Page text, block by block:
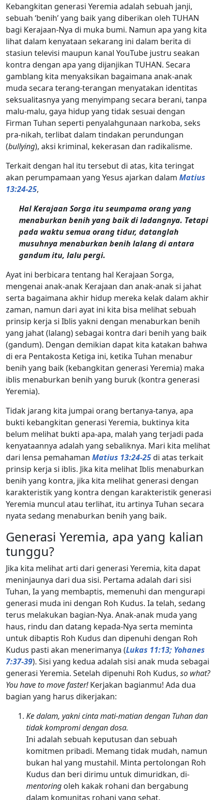
Kebangkitan generasi Yeremia adalah sebuah janji,
sebuah ‘benih’ yang baik yang diberikan oleh TUHAN
bagi Kerajaan-Nya di muka bumi. Namun apa yang kita
lihat dalam kenyataan sekarang ini dalam berita di
stasiun televisi maupun kanal YouTube justru seakan
kontra dengan apa yang dijanjikan TUHAN. Secara
gamblang kita menyaksikan bagaimana anak-anak
muda secara terang-terangan menyatakan identitas
seksualitasnya yang menyimpang secara berani, tanpa
malu-malu, gaya hidup yang tidak sesuai dengan
Firman Tuhan seperti penyalahgunaan narkoba, seks
pra-nikah, terlibat dalam tindakan perundungan
(bullying), aksi kriminal, kekerasan dan radikalisme.
Terkait dengan hal itu tersebut di atas, kita teringat
akan perumpamaan yang Yesus ajarkan dalam Matius
13:24-25,
Hal Kerajaan Sorga itu seumpama orang yang
menaburkan benih yang baik di ladangnya. Tetapi
pada waktu semua orang tidur, datanglah
musuhnya menaburkan benih lalang di antara
gandum itu, lalu pergi.
Ayat ini berbicara tentang hal Kerajaan Sorga,
mengenai anak-anak Kerajaan dan anak-anak si jahat
serta bagaimana akhir hidup mereka kelak dalam akhir
zaman, namun dari ayat ini kita bisa melihat sebuah
prinsip kerja si Iblis yakni dengan menaburkan benih
yang jahat (lalang) sebagai kontra dari benih yang baik
(gandum). Dengan demikian dapat kita katakan bahwa
di era Pentakosta Ketiga ini, ketika Tuhan menabur
benih yang baik (kebangkitan generasi Yeremia) maka
iblis menaburkan benih yang buruk (kontra generasi
Yeremia).
Tidak jarang kita jumpai orang bertanya-tanya, apa
bukti kebangkitan generasi Yeremia, buktinya kita
belum melihat bukti apa-apa, malah yang terjadi pada
kenyataannya adalah yang sebaliknya. Mari kita melihat
dari lensa pemahaman Matius 13:24-25di atas terkait
prinsip kerja si iblis. Jika kita melihat Iblis menaburkan
benih yang kontra, jika kita melihat generasi dengan
karakteristik yang kontra dengan karakteristik generasi
Yeremia muncul atau terlihat, itu artinya Tuhan secara
nyata sedang menaburkan benih yang baik.
Generasi Yeremia, apa yang kalian
tunggu?
Jika kita melihat arti dari generasi Yeremia, kita dapat
meninjaunya dari dua sisi. Pertama adalah dari sisi
Tuhan, Ia yang membaptis, memenuhi dan mengurapi
generasi muda ini dengan Roh Kudus. Ia telah, sedang
terus melakukan bagian-Nya. Anak-anak muda yang
haus, rindu dan datang kepada-Nya serta meminta
untuk dibaptis Roh Kudus dan dipenuhi dengan Roh
Kudus pasti akan menerimanya (Lukas 11:13; Yohanes
7:37-39). Sisi yang kedua adalah sisi anak muda sebagai
generasi Yeremia. Setelah dipenuhi Roh Kudus, so what?
You have to move faster!Kerjakan bagianmu! Ada dua
bagian yang harus dikerjakan:
Ke dalam, yakni cinta mati-matian dengan Tuhan dan
tidak kompromi dengan dosa.
Ini adalah sebuah keputusan dan sebuah
komitmen pribadi. Memang tidak mudah, namun
bukan hal yang mustahil. Minta pertolongan Roh
Kudus dan beri dirimu untuk dimuridkan, di-
mentoring oleh kakak rohani dan bergabung
dalam komunitas rohani yang sehat.